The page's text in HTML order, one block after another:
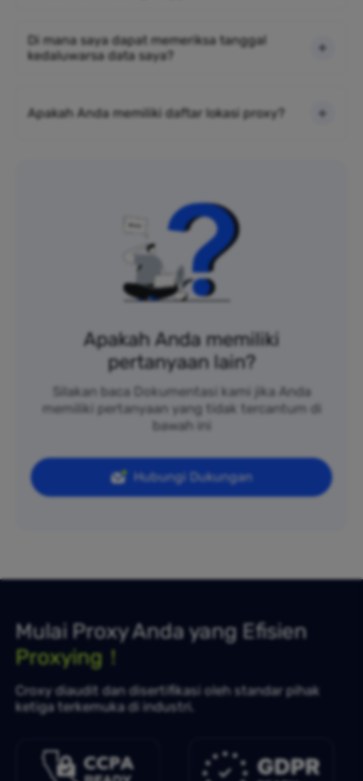
Di mana saya dapat memeriksa tanggal
kedaluwarsa data saya?
Apakah Anda memiliki daftar lokasi proxy?
Apakah Anda memiliki
pertanyaan lain?
Silakan baca Dokumentasi kami jika Anda
memiliki pertanyaan yang tidak tercantum di
bawah ini
Hubungi Dukungan
Mulai Proxy Anda yang Efisien
Proxying！
Croxy diaudit dan disertifikasi oleh standar pihak
ketiga terkemuka di industri.